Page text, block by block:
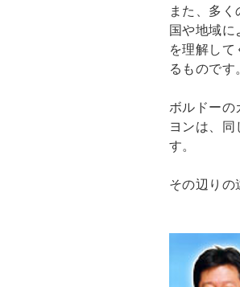
また、多
国や地域
を理解し
るもので
ボルドーの
ヨンは、
す。
その辺り